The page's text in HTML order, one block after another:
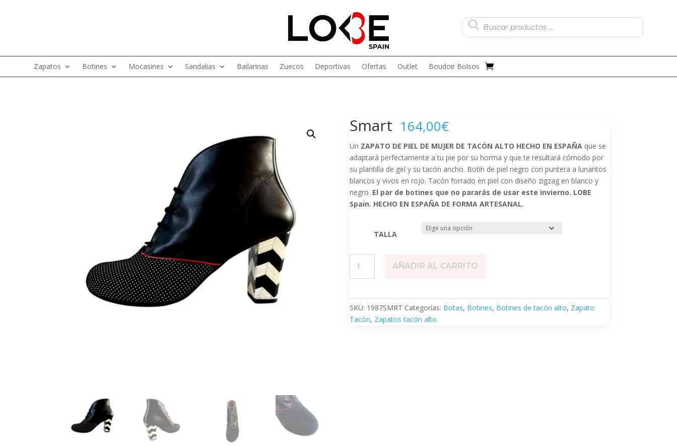
Búsqueda
de
productos
Zapatos Botines Mocasines Sandalias Bailarinas Zuecos Deportivas Ofertas Outlet Boudoir Bolsos
Smart 164,00€
Un ZAPATO DE PIEL DE MUJER DE TACÓN ALTO HECHO EN ESPAÑA que se
adaptará perfectamente a tu pie por su horma y que te resultará cómodo por
su plantilla de gel y su tacón ancho. Botín de piel negro con puntera a lunaritos
blancos y vivos en rojo. Tacón forrado en piel con diseño zigzag en blanco y
negro. El par de botines que no pararás de usar este invierno. LOBE
Spain. HECHO EN ESPAÑA DE FORMA ARTESANAL.
TALLA
cantidad
AÑADIR AL CARRITO
SKU: 1987SMRT Categorías: Botas, Botines, Botines de tacón alto, Zapato
Tacón, Zapatos tacón alto